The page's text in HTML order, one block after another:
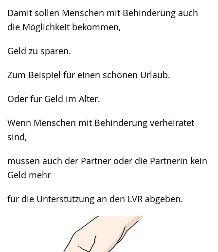
Damit sollen Menschen mit Behinderung auch
die Möglichkeit bekommen,
Geld zu sparen.
Zum Beispiel für einen schönen Urlaub.
Oder für Geld im Alter.
Wenn Menschen mit Behinderung verheiratet
sind,
müssen auch der Partner oder die Partnerin kein
Geld mehr
für die Unterstützung an den LVR abgeben.